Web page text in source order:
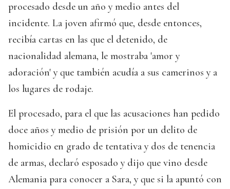
procesado desde un año y medio antes del
incidente. La joven afirmó que, desde entonces,
recibía cartas en las que el detenido, de
nacionalidad alemana, le mostraba 'amor y
adoración' y que también acudía a sus camerinos y a
los lugares de rodaje.
El procesado, para el que las acusaciones han pedido
doce años y medio de prisión por un delito de
homicidio en grado de tentativa y dos de tenencia
de armas, declaró esposado y dijo que vino desde
Alemania para conocer a Sara, y que si la apuntó con